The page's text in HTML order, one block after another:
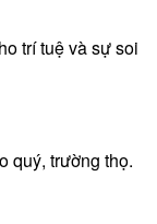
trí tuệ và sự soi
quý, trường thọ.